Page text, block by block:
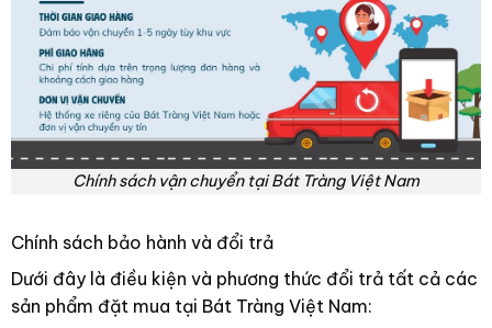
Chính sách vận chuyển tại Bát Tràng Việt Nam
Chính sách bảo hành và đổi trả
Dưới đây là điều kiện và phương thức đổi trả tất cả các
sản phẩm đặt mua tại Bát Tràng Việt Nam: